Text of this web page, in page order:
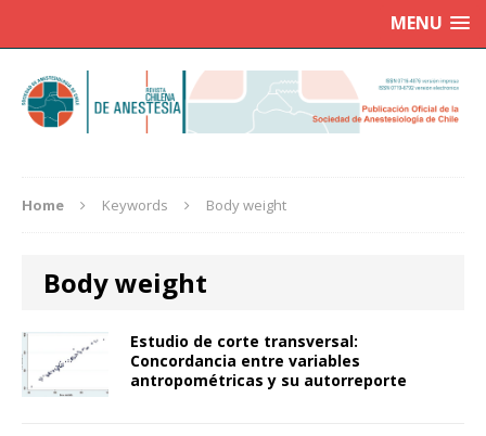
MENU
Home Keywords Body weight
Body weight
Estudio de corte transversal:
Concordancia entre variables
antropométricas y su autorreporte